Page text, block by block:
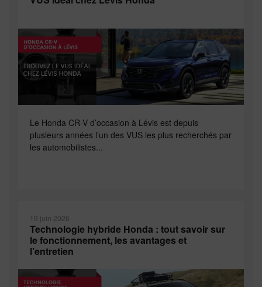
Le Honda CR-V d’occasion à Lévis est depuis
plusieurs années l’un des VUS les plus recherchés par
les automobilistes...
19 juin 2026
Technologie hybride Honda : tout savoir sur
le fonctionnement, les avantages et
l’entretien